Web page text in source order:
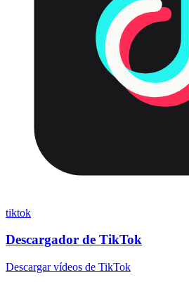
tiktok
Descargador de TikTok
Descargar vídeos de TikTok